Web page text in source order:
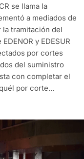
se llama la
a mediados de
la tramitación del
y EDESUR
por cortes
del suministro
con completar el
por corte…